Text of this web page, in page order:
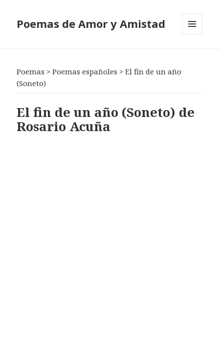
Poemas de Amor y Amistad
Poemas >Poemas españoles >El fin de un año
(Soneto)
El fin de un año (Soneto) de
Rosario Acuña